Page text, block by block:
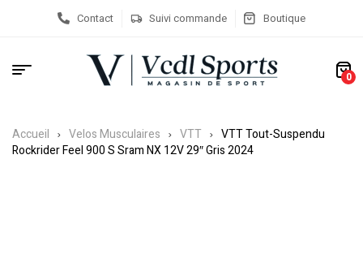
Contact Suivi commande Boutique
0
Accueil Velos Musculaires VTT
VTT Tout-Suspendu
Rockrider Feel 900 S Sram NX 12V 29″ Gris 2024